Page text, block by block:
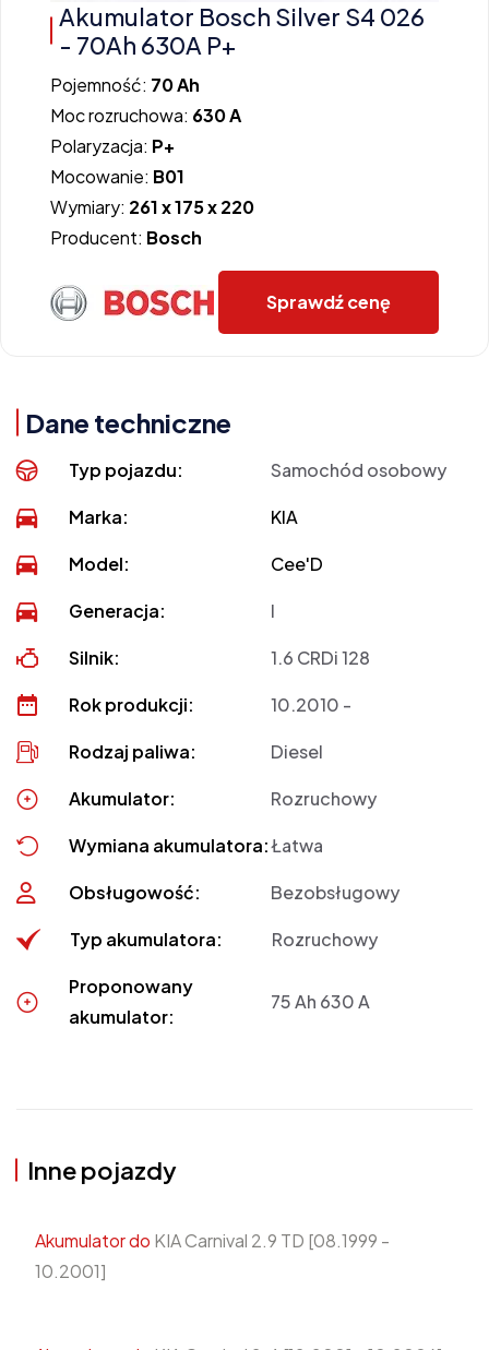
Akumulator Bosch Silver S4 026
- 70Ah 630A P+
Pojemność: 70 Ah
Moc rozruchowa: 630 A
Polaryzacja: P+
Mocowanie: B01
Wymiary: 261 x 175 x 220
Producent: Bosch
Sprawdź cenę
Dane techniczne
Typ pojazdu: Samochód osobowy
Marka: KIA
Model: Cee'D
Generacja: I
Silnik: 1.6 CRDi 128
Rok produkcji: 10.2010 -
Rodzaj paliwa: Diesel
Akumulator: Rozruchowy
Wymiana akumulatora:Łatwa
Obsługowość: Bezobsługowy
Typ akumulatora: Rozruchowy
Proponowany
akumulator:
75 Ah 630 A
Inne pojazdy
Akumulator do KIA Carnival 2.9 TD [08.1999 -
10.2001]